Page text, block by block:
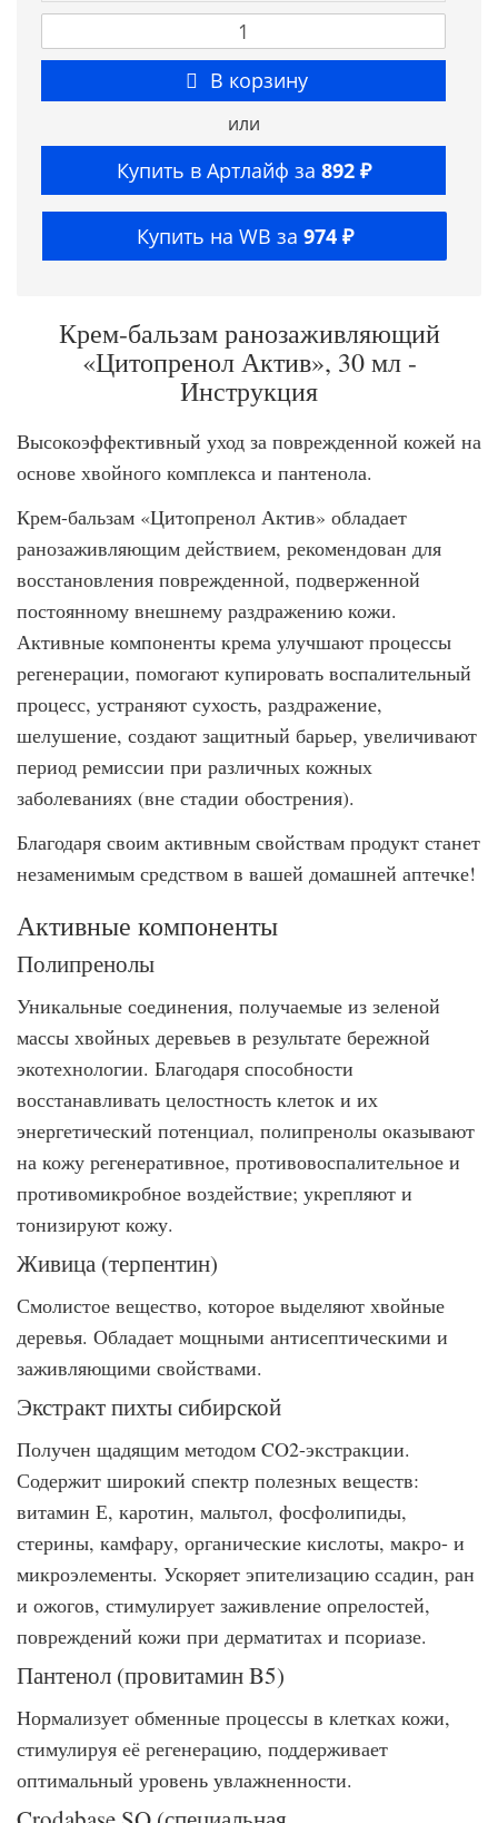
В корзину
или
Купить в Артлайф за 892 ₽
Купить на WB за 974 ₽
Крем-бальзам ранозаживляющий
«Цитопренол Актив», 30 мл -
Инструкция
Высокоэффективный уход за поврежденной кожей на
основе хвойного комплекса и пантенола.
Крем-бальзам «Цитопренол Актив» обладает
ранозаживляющим действием, рекомендован для
восстановления поврежденной, подверженной
постоянному внешнему раздражению кожи.
Активные компоненты крема улучшают процессы
регенерации, помогают купировать воспалительный
процесс, устраняют сухость, раздражение,
шелушение, создают защитный барьер, увеличивают
период ремиссии при различных кожных
заболеваниях (вне стадии обострения).
Благодаря своим активным свойствам продукт станет
незаменимым средством в вашей домашней аптечке!
Активные компоненты
Полипренолы
Уникальные соединения, получаемые из зеленой
массы хвойных деревьев в результате бережной
экотехнологии. Благодаря способности
восстанавливать целостность клеток и их
энергетический потенциал, полипренолы оказывают
на кожу регенеративное, противовоспалительное и
противомикробное воздействие; укрепляют и
тонизируют кожу.
Живица (терпентин)
Смолистое вещество, которое выделяют хвойные
деревья. Обладает мощными антисептическими и
заживляющими свойствами.
Экстракт пихты сибирской
Получен щадящим методом CO2-экстракции.
Содержит широкий спектр полезных веществ:
витамин Е, каротин, мальтол, фосфолипиды,
стерины, камфару, органические кислоты, макро- и
микроэлементы. Ускоряет эпителизацию ссадин, ран
и ожогов, стимулирует заживление опрелостей,
повреждений кожи при дерматитах и псориазе.
Пантенол (провитамин B5)
Нормализует обменные процессы в клетках кожи,
стимулируя её регенерацию, поддерживает
оптимальный уровень увлажненности.